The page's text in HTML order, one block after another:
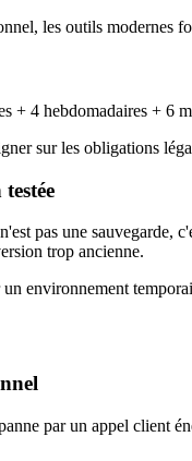
les outils modernes
+ 4 hebdomadaires + 6
sur les obligations
pas une
trop ancienne.
environnement
par un appel